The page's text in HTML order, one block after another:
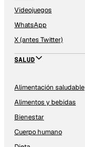
Videojuegos
WhatsApp
X (antes Twitter)
SALUD
Alimentación saludable
Alimentos y bebidas
Bienestar
Cuerpo humano